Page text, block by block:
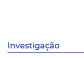
Investigação